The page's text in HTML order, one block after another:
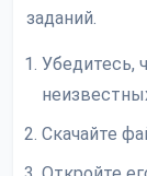
заданий.
Убедитесь,
Скачайте